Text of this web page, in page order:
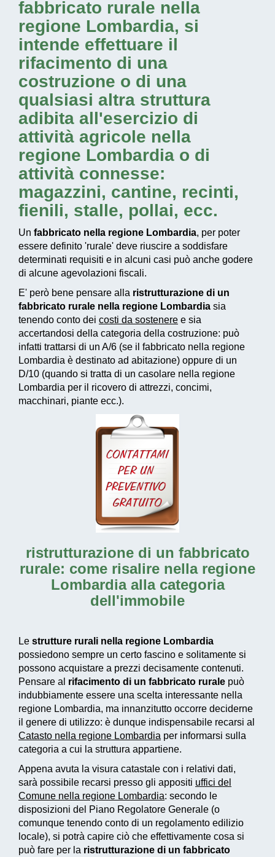
fabbricato rurale nella
regione Lombardia, si
intende effettuare il
rifacimento di una
costruzione o di una
qualsiasi altra struttura
adibita all'esercizio di
attività agricole nella
regione Lombardia o di
attività connesse:
magazzini, cantine, recinti,
fienili, stalle, pollai, ecc.
Un fabbricato nella regione Lombardia, per poter
essere definito 'rurale' deve riuscire a soddisfare
determinati requisiti e in alcuni casi può anche godere
di alcune agevolazioni fiscali.
E' però bene pensare alla ristrutturazione di un
fabbricato rurale nella regione Lombardia sia
tenendo conto dei costi da sostenere e sia
accertandosi della categoria della costruzione: può
infatti trattarsi di un A/6 (se il fabbricato nella regione
Lombardia è destinato ad abitazione) oppure di un
D/10 (quando si tratta di un casolare nella regione
Lombardia per il ricovero di attrezzi, concimi,
macchinari, piante ecc.).
ristrutturazione di un fabbricato
rurale: come risalire nella regione
Lombardia alla categoria
dell'immobile
Le strutture rurali nella regione Lombardia
possiedono sempre un certo fascino e solitamente si
possono acquistare a prezzi decisamente contenuti.
Pensare al rifacimento di un fabbricato rurale può
indubbiamente essere una scelta interessante nella
regione Lombardia, ma innanzitutto occorre deciderne
il genere di utilizzo: è dunque indispensabile recarsi al
Catasto nella regione Lombardia per informarsi sulla
categoria a cui la struttura appartiene.
Appena avuta la visura catastale con i relativi dati,
sarà possibile recarsi presso gli appositi uffici del
Comune nella regione Lombardia: secondo le
disposizioni del Piano Regolatore Generale (o
comunque tenendo conto di un regolamento edilizio
locale), si potrà capire ciò che effettivamente cosa si
può fare per la ristrutturazione di un fabbricato